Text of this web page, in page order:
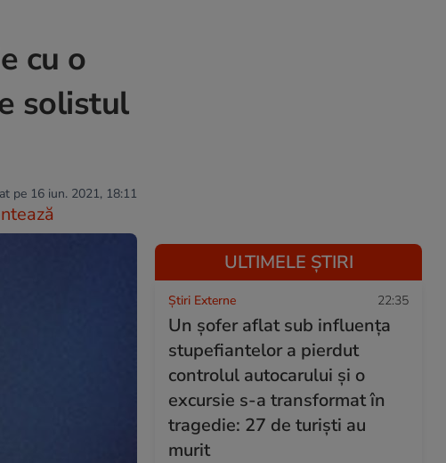
cu o
solistul
pe 16 iun. 2021, 18:11
ULTIMELE ȘTIRI
Știri Externe 22:35
Un șofer aflat sub influența
stupefiantelor a pierdut
controlul autocarului și o
excursie s-a transformat în
tragedie: 27 de turiști au
murit